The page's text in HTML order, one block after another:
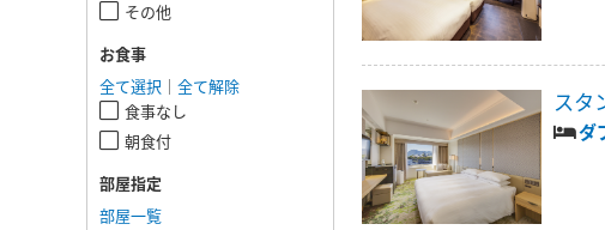
その他
お食事
全て選択
全て解除
食事なし
朝食付
部屋指定
部屋一覧
スタ
ダ